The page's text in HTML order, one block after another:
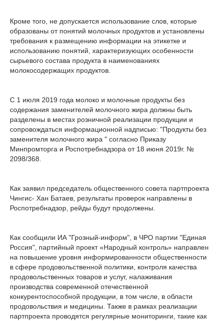
Кроме того, не допускается использование слов, которые
образованы от понятий молочных продуктов и установлены
требования к размещению информации на этикетке и
использованию понятий, характеризующих особенности
сырьевого состава продукта в наименованиях
молокосодержащих продуктов.
С 1 июля 2019 года молоко и молочные продукты без
содержания заменителей молочного жира должны быть
разделены в местах розничной реализации продукции и
сопровождаться информационной надписью: "Продукты без
заменителя молочного жира " согласно Приказу
Минпромторга и Роспотребнадзора от 18 июня 2019г. №
2098/368.
Как заявил председатель общественного совета партпроекта
Чингис- Хан Батаев, результаты проверок направлены в
Роспотребнадзор, рейды будут продолжены.
Как сообщили ИА "Грозный-информ", в ЧРО партии "Единая
Россия", партийный проект «Народный контроль» направлен
на повышение уровня информированности общественности
в сфере продовольственной политики, контроля качества
продовольственных товаров и услуг, налаживания
производства современной отечественной
конкурентоспособной продукции, в том числе, в области
продовольствия и медицины. Также в рамках реализации
партпроекта проводятся регулярные мониторинги, такие как